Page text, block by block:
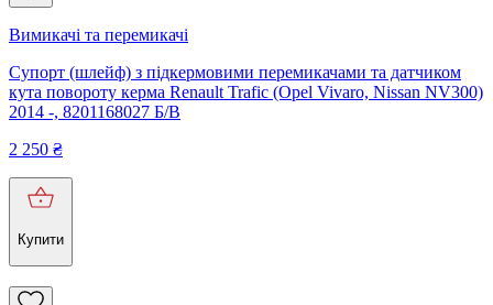
Вимикачі та перемикачі
Супорт (шлейф) з підкермовими перемикачами та датчиком
кута повороту керма Renault Trafic (Opel Vivaro, Nissan NV300)
2014 -, 8201168027 Б/В
2 250 ₴
Купити